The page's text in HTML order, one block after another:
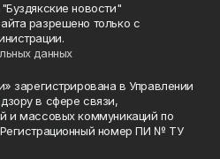
новости"
разрешено только с
данных
зарегистрирована в Управлении
в сфере связи,
и массовых коммуникаций по
номер ПИ № ТУ